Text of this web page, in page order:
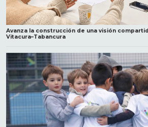
Avanza la construcción de una visión
Vitacura–Tabancura